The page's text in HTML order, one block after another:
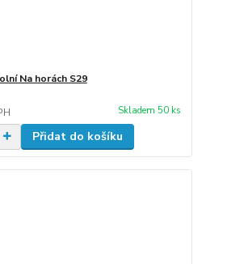
Na horách S29
Skladem 50 ks
Přidat do košíku